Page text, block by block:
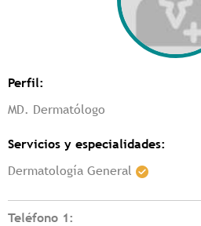
Perfil:
MD. Dermatólogo
Servicios y especialidades:
Dermatología General
Teléfono 1: